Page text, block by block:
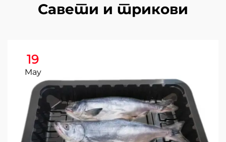
Савети и трикови
19
May